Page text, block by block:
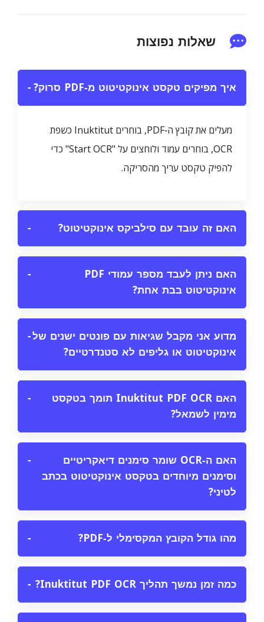
שאלות נפוצות
איך מפיקים טקסט אינוקטיטוט מ‑PDF סרוק? −
מעלים את קובץ ה‑PDF, בוחרים Inuktitut כשפת
OCR, בוחרים עמוד ולוחצים על "Start OCR" כדי
להפיק טקסט עריך מהסריקה.
האם זה עובד עם סילביקס אינוקטיטוט? −
האם ניתן לעבד מספר עמודי PDF
אינוקטיטוט בבת אחת?
−
מדוע אני מקבל שגיאות עם פונטים ישנים של
אינוקטיטוט או גליפים לא סטנדרטיים?
−
האם Inuktitut PDF OCR תומך בטקסט
מימין לשמאל?
−
האם ה‑OCR שומר סימנים דיאקריטיים
וסימנים מיוחדים בטקסט אינוקטיטוט בכתב
לטיני?
−
מהו גודל הקובץ המקסימלי ל‑PDF? −
כמה זמן נמשך תהליך Inuktitut PDF OCR? −